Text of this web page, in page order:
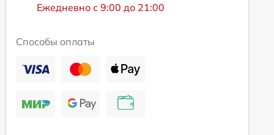
Ежедневно с 9:00 до 21:00
Способы оплаты